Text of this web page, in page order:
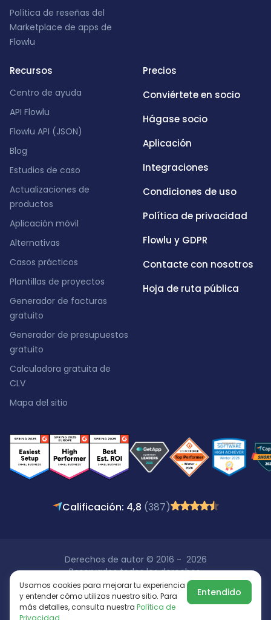
Política de reseñas del
Marketplace de apps de
Flowlu
Recursos
Centro de ayuda
API Flowlu
Flowlu API (JSON)
Blog
Estudios de caso
Actualizaciones de
productos
Aplicación móvil
Alternativas
Casos prácticos
Plantillas de proyectos
Generador de facturas
gratuito
Generador de presupuestos
gratuito
Calculadora gratuita de
CLV
Mapa del sitio
Precios
Conviértete en socio
Hágase socio
Aplicación
Integraciones
Condiciones de uso
Política de privacidad
Flowlu y GDPR
Contacte con nosotros
Hoja de ruta pública
Calificación: 4,8 (387)
Derechos de autor © 2016 - 2026
Reservados todos los derechos.
Usamos cookies para mejorar tu experiencia
y entender cómo utilizas nuestro sitio. Para
más detalles, consulta nuestra Política de
Privacidad
Entendido